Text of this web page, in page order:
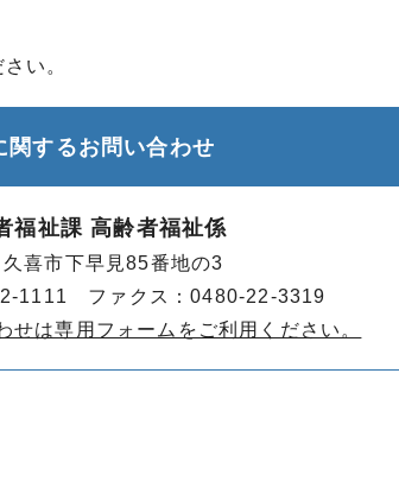
い。
関するお問い合わせ
福祉課 高齢者福祉係
喜市下早見85番地の3
1111 ファクス：0480-22-3319
せは専用フォームをご利用ください。